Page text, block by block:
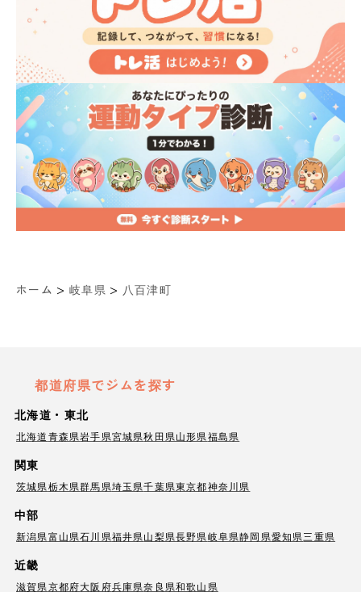
ホーム > 岐阜県 > 八百津町
都道府県でジムを探す
北海道・東北
北海道青森県岩手県宮城県秋田県山形県福島県
関東
茨城県栃木県群馬県埼玉県千葉県東京都神奈川県
中部
新潟県富山県石川県福井県山梨県長野県岐阜県静岡県愛知県三重県
近畿
滋賀県京都府大阪府兵庫県奈良県和歌山県